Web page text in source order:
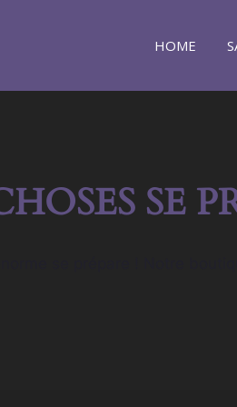
HOME
SE